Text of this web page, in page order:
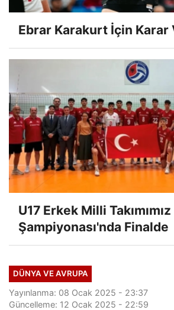
Ebrar Karakurt İçin Karar
U17 Erkek Milli
Şampiyonası'nda Finalde
DÜNYA VE AVRUPA
Yayınlanma: 08 Ocak 2025 - 23:37
Güncelleme: 12 Ocak 2025 - 22:59